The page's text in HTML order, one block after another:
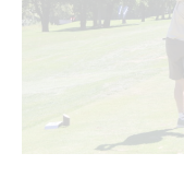
BSV-
by
Husqvarna